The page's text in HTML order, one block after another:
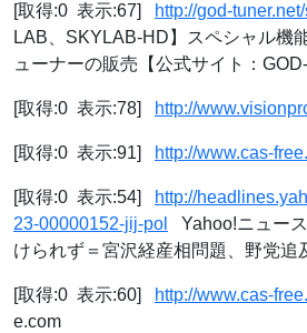
[取得:0 表示:67] http://god-
LAB、SKYLAB-HD】スペシャル機
ューナーの販売【公式サイト：
[取得:0 表示:78] http://
[取得:0 表示:91] http://www.cas-
[取得:0 表示:54]
http://
23-00000152-jij-pol
Yahoo!ニュー
けられず＝宮沢経産相問題、野党追
[取得:0 表示:60] http://www.cas-
e.com